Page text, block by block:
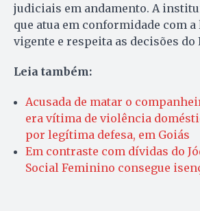
judiciais em andamento. A
que atua em conformidade com
vigente e respeita as decisões do
Leia também:
Acusada de matar o
era vítima de violência
por legítima defesa, em Goiás
Em contraste com dívidas do
Social Feminino consegue